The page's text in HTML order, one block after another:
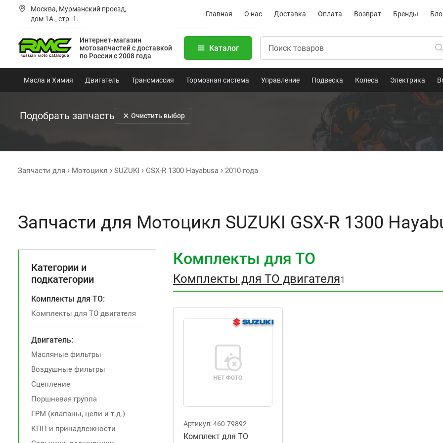
Москва, Мурманский проезд,
дом 1А., стр. 1.
Главная О нас Доставка Оплата Возврат Бренды
Интернет-магазин
мотозапчастейс доставкой
по России с 2008 года
Каталог
Масла и Химия Двигатель Трансмиссия Тормозная система Управление Подвеска Колеса Электрика
Подобрать запчасть Очистить выбор
Запчасти для Мотоцикл SUZUKI GSX-R 1300 Hayabusa 2010 года
Запчасти для Мотоцикл SUZUKI GSX-R 1300
Категории и
подкатегории
Комплекты для ТО:
Комплекты для ТО двигателя
Двигатель:
Масляные фильтры
Воздушные фильтры
Сцепление
Поршневая группа
ГРМ (клапаны, цепи и т.д.)
КПП и принадлежности
Комплекты для ТО
Комплекты для ТО двигателя1
Артикул:460-79892
Комплект для ТО